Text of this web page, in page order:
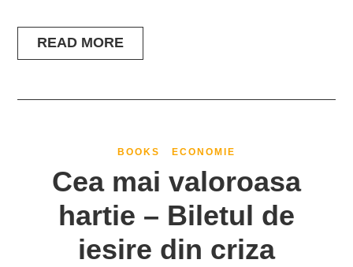
READ MORE
BOOKS ECONOMIE
Cea mai valoroasa
hartie – Biletul de
iesire din criza